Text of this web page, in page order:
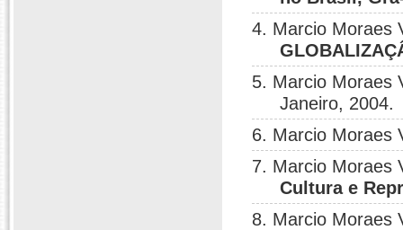
4. Marcio Moraes
5. Marcio Moraes
Janeiro, 2004.
6. Marcio Moraes
7. Marcio Moraes
Cultura e
8. Marcio Moraes